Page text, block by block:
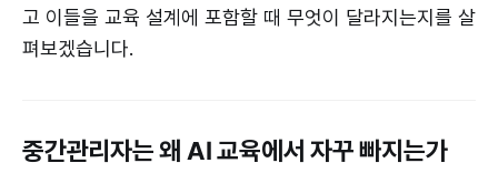
고 이들을 교육 설계에 포함할 때 무엇이 달라지는지를 살
펴보겠습니다.
중간관리자는 왜 AI 교육에서 자꾸 빠지는가